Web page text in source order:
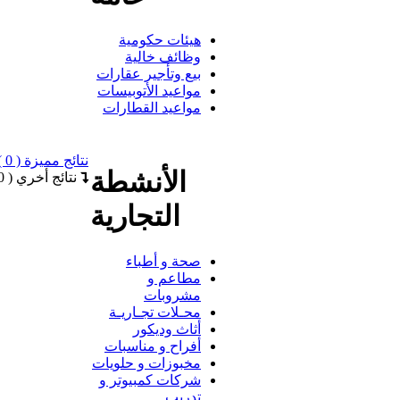
نتائج مميزة ( 0 )
نتائج أخري ( 0 )
هيئات حكومية
وظائف خالية
بيع وتأجير عقارات
مواعيد الأتوبيسات
مواعيد القطارات
الأنشطة
التجارية
صحة و أطباء
مطاعم و
مشروبات
محـلات تجـاريـة
أثاث وديكور
أفراح و مناسبات
مخبوزات و حلويات
شركات كمبيوتر و
تدريب